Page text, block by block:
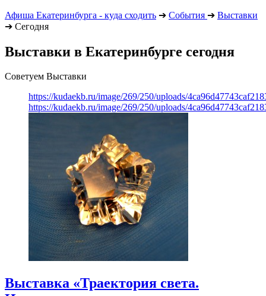
Афиша Екатеринбурга - куда сходить ➔ События ➔ Выставки
➔ Сегодня
Выставки в Екатеринбурге сегодня
Советуем Выставки
https://kudaekb.ru/image/269/250/uploads/
https://kudaekb.ru/image/269/250/uploads/
Выставка «Траектория света.